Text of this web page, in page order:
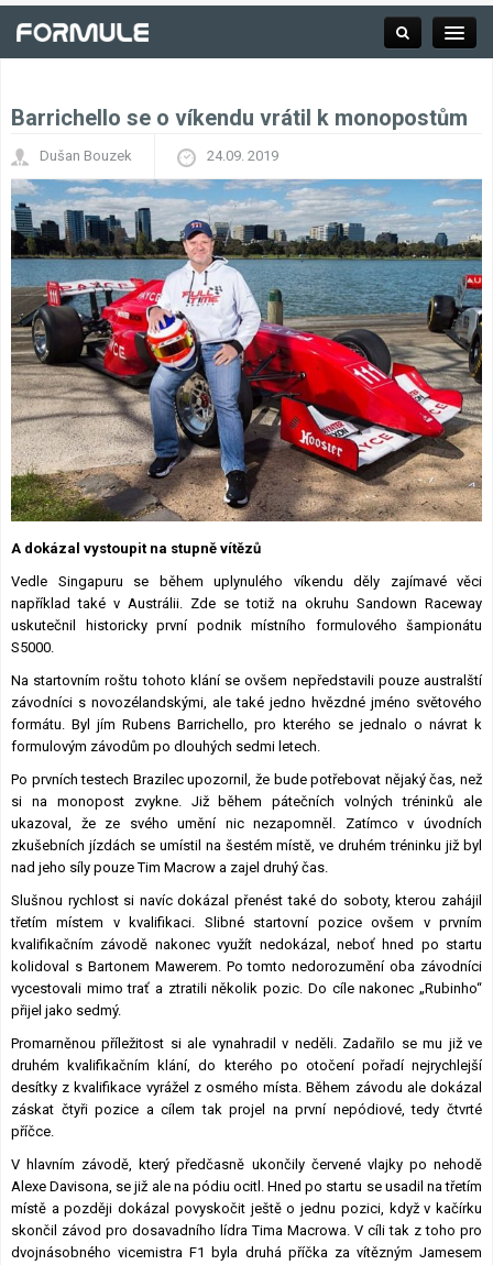
Závodní série
Kalendář F1
Výsledky F1
Týmy a jezdci F1
Okruhy F1
Lexikon F1
Barrichello se o víkendu vrátil k monopostům
Dušan Bouzek 24.09. 2019
A dokázal vystoupit na stupně vítězů
Vedle Singapuru se během uplynulého víkendu děly zajímavé věci
například také v Austrálii. Zde se totiž na okruhu Sandown Raceway
uskutečnil historicky první podnik místního formulového šampionátu
S5000.
Na startovním roštu tohoto klání se ovšem nepředstavili pouze australští
závodníci s novozélandskými, ale také jedno hvězdné jméno světového
formátu. Byl jím Rubens Barrichello, pro kterého se jednalo o návrat k
formulovým závodům po dlouhých sedmi letech.
Po prvních testech Brazilec upozornil, že bude potřebovat nějaký čas, než
si na monopost zvykne. Již během pátečních volných tréninků ale
ukazoval, že ze svého umění nic nezapomněl. Zatímco v úvodních
zkušebních jízdách se umístil na šestém místě, ve druhém tréninku již byl
nad jeho síly pouze Tim Macrow a zajel druhý čas.
Slušnou rychlost si navíc dokázal přenést také do soboty, kterou zahájil
třetím místem v kvalifikaci. Slibné startovní pozice ovšem v prvním
kvalifikačním závodě nakonec využít nedokázal, neboť hned po startu
kolidoval s Bartonem Mawerem. Po tomto nedorozumění oba závodníci
vycestovali mimo trať a ztratili několik pozic. Do cíle nakonec „Rubinho“
přijel jako sedmý.
Promarněnou příležitost si ale vynahradil v neděli. Zadařilo se mu již ve
druhém kvalifikačním klání, do kterého po otočení pořadí nejrychlejší
desítky z kvalifikace vyrážel z osmého místa. Během závodu ale dokázal
záskat čtyři pozice a cílem tak projel na první nepódiové, tedy čtvrté
příčce.
V hlavním závodě, který předčasně ukončily červené vlajky po nehodě
Alexe Davisona, se již ale na pódiu ocitl. Hned po startu se usadil na třetím
místě a později dokázal povyskočit ještě o jednu pozici, když v kačírku
skončil závod pro dosavadního lídra Tima Macrowa. V cíli tak z toho pro
dvojnásobného vicemistra F1 byla druhá příčka za vítězným Jamesem